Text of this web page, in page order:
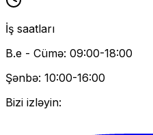
İş saatları
B.e - Cümə: 09:00-18:00
Şənbə: 10:00-16:00
Bizi izləyin: